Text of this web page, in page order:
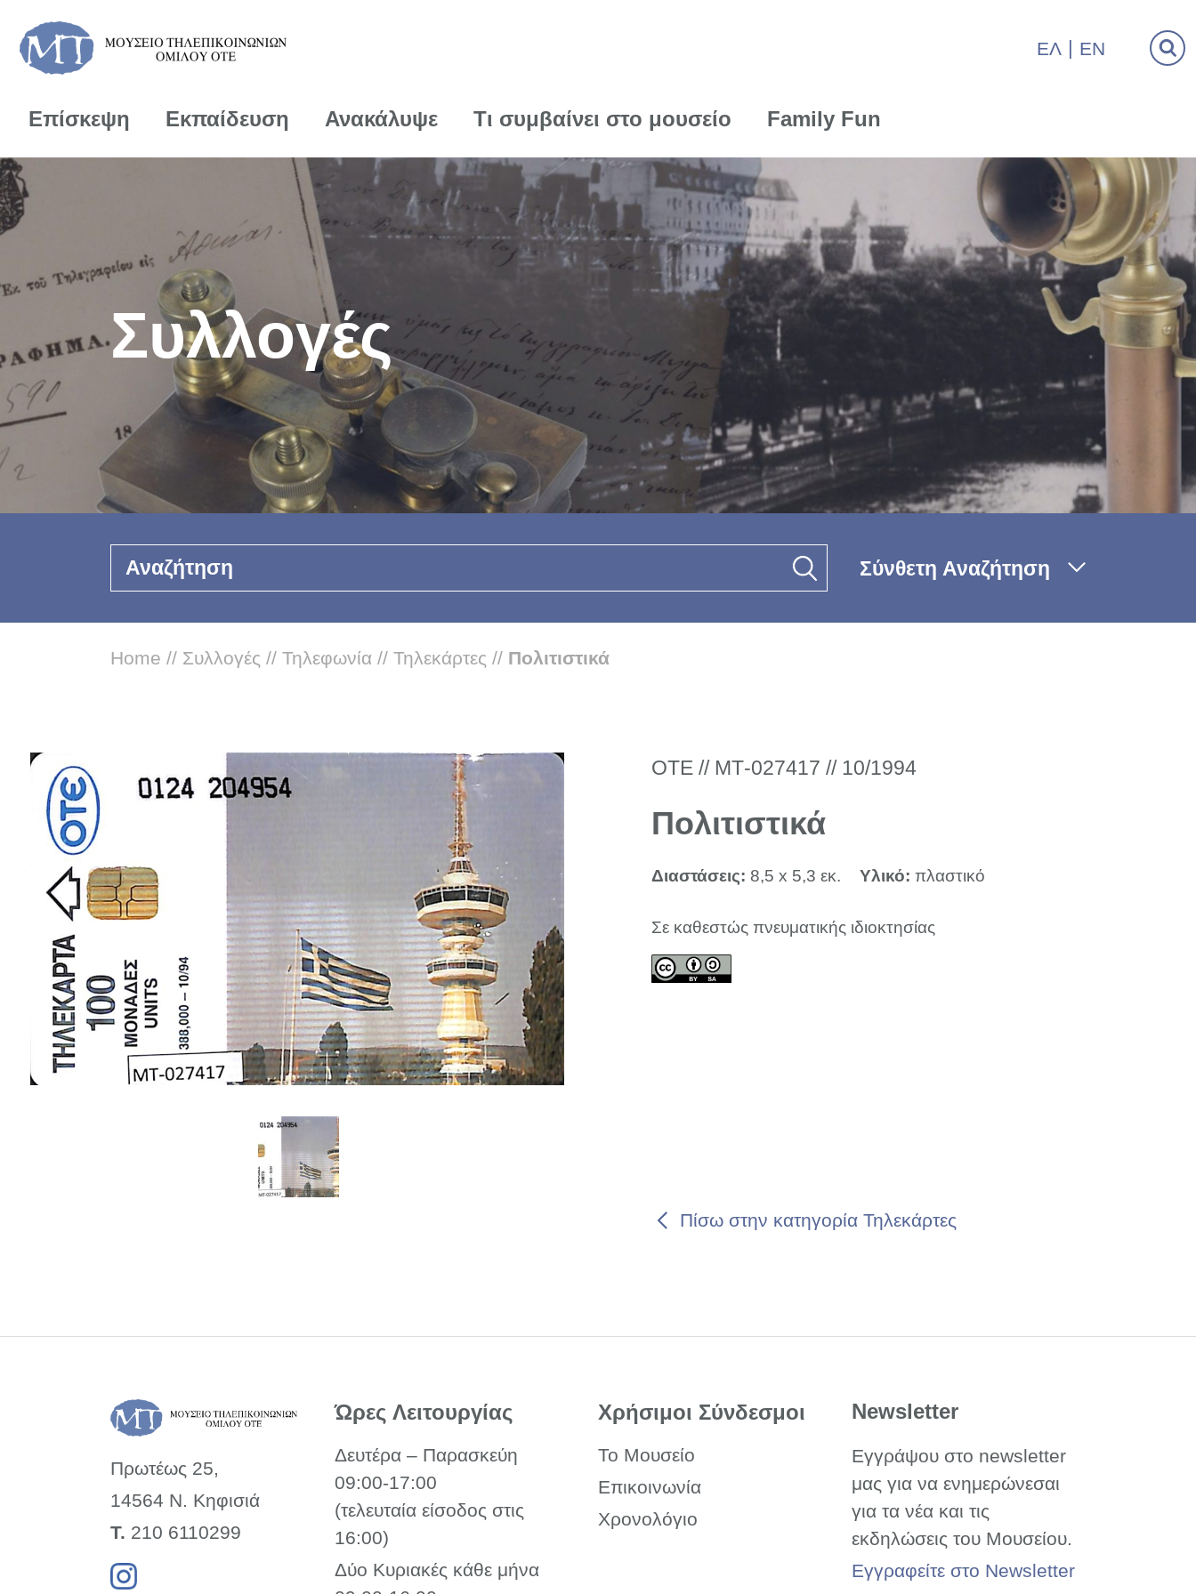
ΕΛ EN
Επίσκεψη Εκπαίδευση Ανακάλυψε Τι συμβαίνει στο μουσείο Family Fun
Συλλογές
Αναζήτηση Σύνθετη Αναζήτηση
Home // Συλλογές // Τηλεφωνία // Τηλεκάρτες // Πολιτιστικά
Πίσω στην κατηγορία Τηλεκάρτες
ΟΤΕ // ΜΤ-027417 // 10/1994
Πολιτιστικά
Διαστάσεις: 8,5 x 5,3 εκ. Υλικό: πλαστικό
Σε καθεστώς πνευματικής ιδιοκτησίας
Πρωτέως 25,
14564 Ν. Κηφισιά
Τ. 210 6110299
Ώρες Λειτουργίας
Δευτέρα – Παρασκεύη
09:00-17:00
(τελευταία είσοδος στις
16:00)
Δύο Κυριακές κάθε μήνα
Χρήσιμοι Σύνδεσμοι
Το Μουσείο
Επικοινωνία
Χρονολόγιο
Newsletter
Εγγράψου στο newsletter
μας για να ενημερώνεσαι
για τα νέα και τις
εκδηλώσεις του Μουσείου.
Εγγραφείτε στο Newsletter